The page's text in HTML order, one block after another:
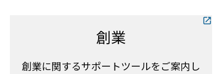
創業
創業に関するサポートツールをご案内し